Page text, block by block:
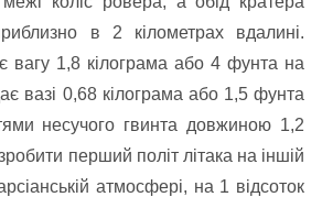
в 2 кілометрах вдалині.
вагу 1,8 кілограма або 4 фунта на
вазі 0,68 кілограма або 1,5 фунта
несучого гвинта довжиною 1,2
перший політ літака на іншій
атмосфері, на 1 відсоток